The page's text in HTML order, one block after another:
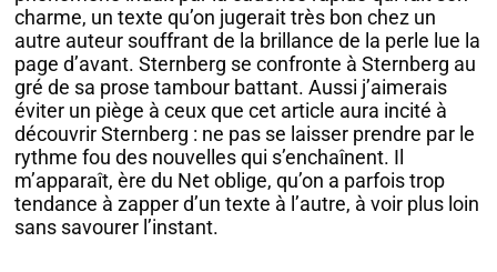
charme, un texte qu’on jugerait très bon chez un
autre auteur souffrant de la brillance de la perle lue la
page d’avant. Sternberg se confronte à Sternberg au
gré de sa prose tambour battant. Aussi j’aimerais
éviter un piège à ceux que cet article aura incité à
découvrir Sternberg : ne pas se laisser prendre par le
rythme fou des nouvelles qui s’enchaînent. Il
m’apparaît, ère du Net oblige, qu’on a parfois trop
tendance à zapper d’un texte à l’autre, à voir plus loin
sans savourer l’instant.